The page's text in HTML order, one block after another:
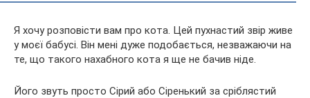
Я хочу розповісти вам про кота. Цей пухнастий звір живе
у моєї бабусі. Він мені дуже подобається, незважаючи на
те, що такого нахабного кота я ще не бачив ніде.
Його звуть просто Сірий або Сіренький за сріблястий